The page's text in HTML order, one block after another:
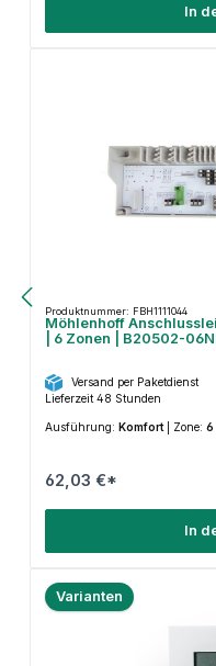
In
Produktnummer: FBH1111044
Möhlenhoff
| 6 Zonen | B20502-
Versand per Paketdienst
Lieferzeit 48 Stunden
Ausführung: Komfort Zone: 6
62,03 €*
In
Varianten